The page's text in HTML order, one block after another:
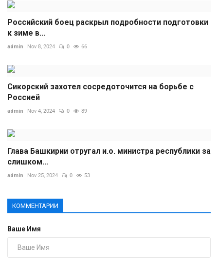
Российский боец раскрыл подробности подготовки
к зиме в...
admin Nov 8, 2024 0 66
Сикорский захотел сосредоточится на борьбе с
Россией
admin Nov 4, 2024 0 89
Глава Башкирии отругал и.о. министра республики за
слишком...
admin Nov 25, 2024 0 53
КОММЕНТАРИИ
Ваше Имя